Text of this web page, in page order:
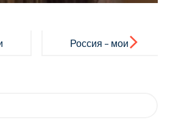
Россия – мои